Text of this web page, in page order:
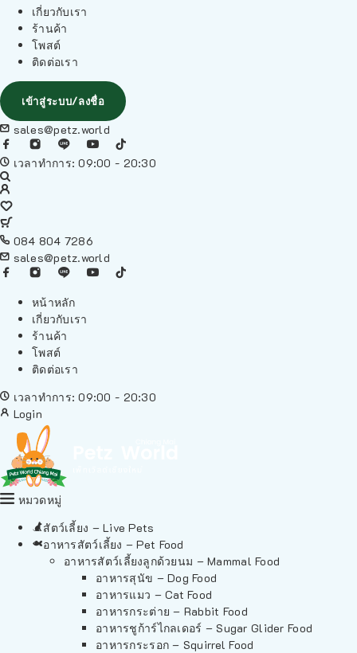
เกี่ยวกับเรา
ร้านค้า
โพสต์
ติดต่อเรา
เข้าสู่ระบบ/ลงชื่อ
sales@petz.world
เวลาทำการ: 09:00 - 20:30
084 804 7286
sales@petz.world
หน้าหลัก
เกี่ยวกับเรา
ร้านค้า
โพสต์
ติดต่อเรา
เวลาทำการ: 09:00 - 20:30
Login
หมวดหมู่
สัตว์เลี้ยง – Live Pets
อาหารสัตว์เลี้ยง – Pet Food
อาหารสัตว์เลี้ยงลูกด้วยนม – Mammal Food
อาหารสุนัข – Dog Food
อาหารแมว – Cat Food
อาหารกระต่าย – Rabbit Food
อาหารชูก้าร์ไกลเดอร์ – Sugar Glider Food
อาหารกระรอก – Squirrel Food